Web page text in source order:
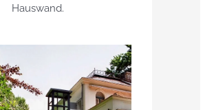
Hauswand.